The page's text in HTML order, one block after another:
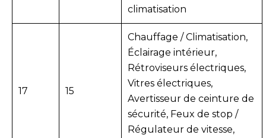
climatisation
17 15
Chauffage / Climatisation,
Éclairage intérieur,
Rétroviseurs électriques,
Vitres électriques,
Avertisseur de ceinture de
sécurité, Feux de stop /
Régulateur de vitesse,